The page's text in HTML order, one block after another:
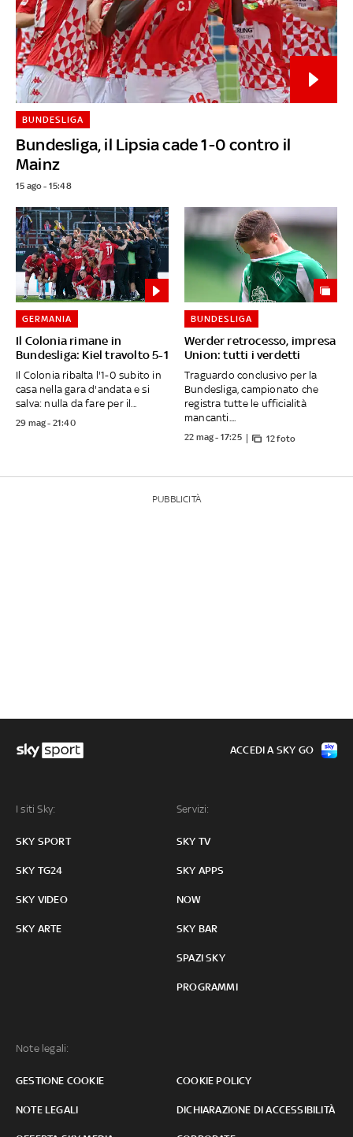
Bundesliga, il Lipsia cade 1-0 contro il
Mainz
BUNDESLIGA
15 ago - 15:48
Il Colonia rimane in
Bundesliga: Kiel travolto 5-1
GERMANIA
Il Colonia ribalta l'1-0 subito in
casa nella gara d'andata e si
salva: nulla da fare per il...
29 mag - 21:40
Werder retrocesso, impresa
Union: tutti i verdetti
BUNDESLIGA
Traguardo conclusivo per la
Bundesliga, campionato che
registra tutte le ufficialità
mancanti....
22 mag - 17:25 12 foto
PUBBLICITÀ
I siti Sky:
SKY SPORT
SKY TG24
SKY VIDEO
SKY ARTE
Servizi:
SKY TV
SKY APPS
NOW
SKY BAR
SPAZI SKY
PROGRAMMI
Note legali:
GESTIONE COOKIE COOKIE POLICY
NOTE LEGALI DICHIARAZIONE DI ACCESSIBILITÀ
ACCEDI A SKY GO